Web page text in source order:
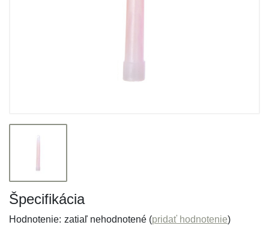
Špecifikácia
Hodnotenie: zatiaľ nehodnotené (pridať hodnotenie)